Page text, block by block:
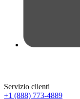
Servizio clienti
+1 (888) 773-4889